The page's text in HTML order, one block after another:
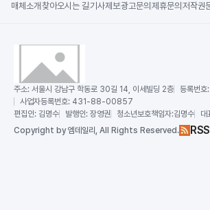
매체소개 찾아오시는 길기사제보광고문의 제휴문의 저작권
주소: 서울시 강남구 학동로 30길 14, 이세빌딩 2층 등록번호:
사업자등록번호: 431-88-00857
편집인: 김명수 발행인: 장영권 청소년보호책임자:김명수 대
Copyright by 엠데일리, All Rights Reserved. RSS